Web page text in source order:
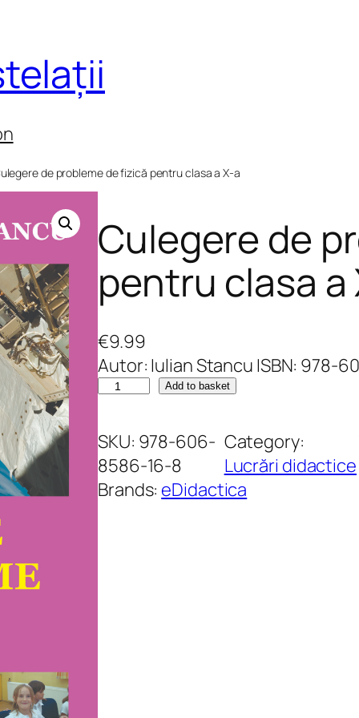
de probleme de fizică pentru clasa a X-a
Culegere de
pentru clasa a
€9.99
Autor: Iulian Stancu ISBN: 978-
C
l
e
g
Add to basket
SKU: 978-606-
8586-16-8
Category:
Lucrări didactice
Brands: eDidactica